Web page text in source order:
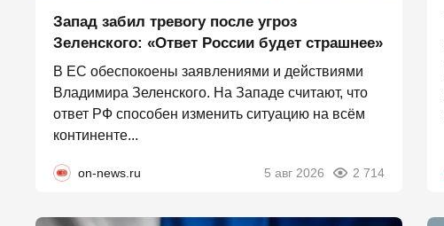
Запад забил тревогу после угроз
Зеленского: «Ответ России будет страшнее»
В ЕС обеспокоены заявлениями и действиями
Владимира Зеленского. На Западе считают, что
ответ РФ способен изменить ситуацию на всём
континенте...
on-news.ru 5 авг 2026 2 714